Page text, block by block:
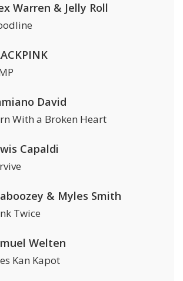
Warren & Jelly Roll
David
With a Broken Heart
Capaldi
& Myles Smith
Twice
Welten
Kan Kapot